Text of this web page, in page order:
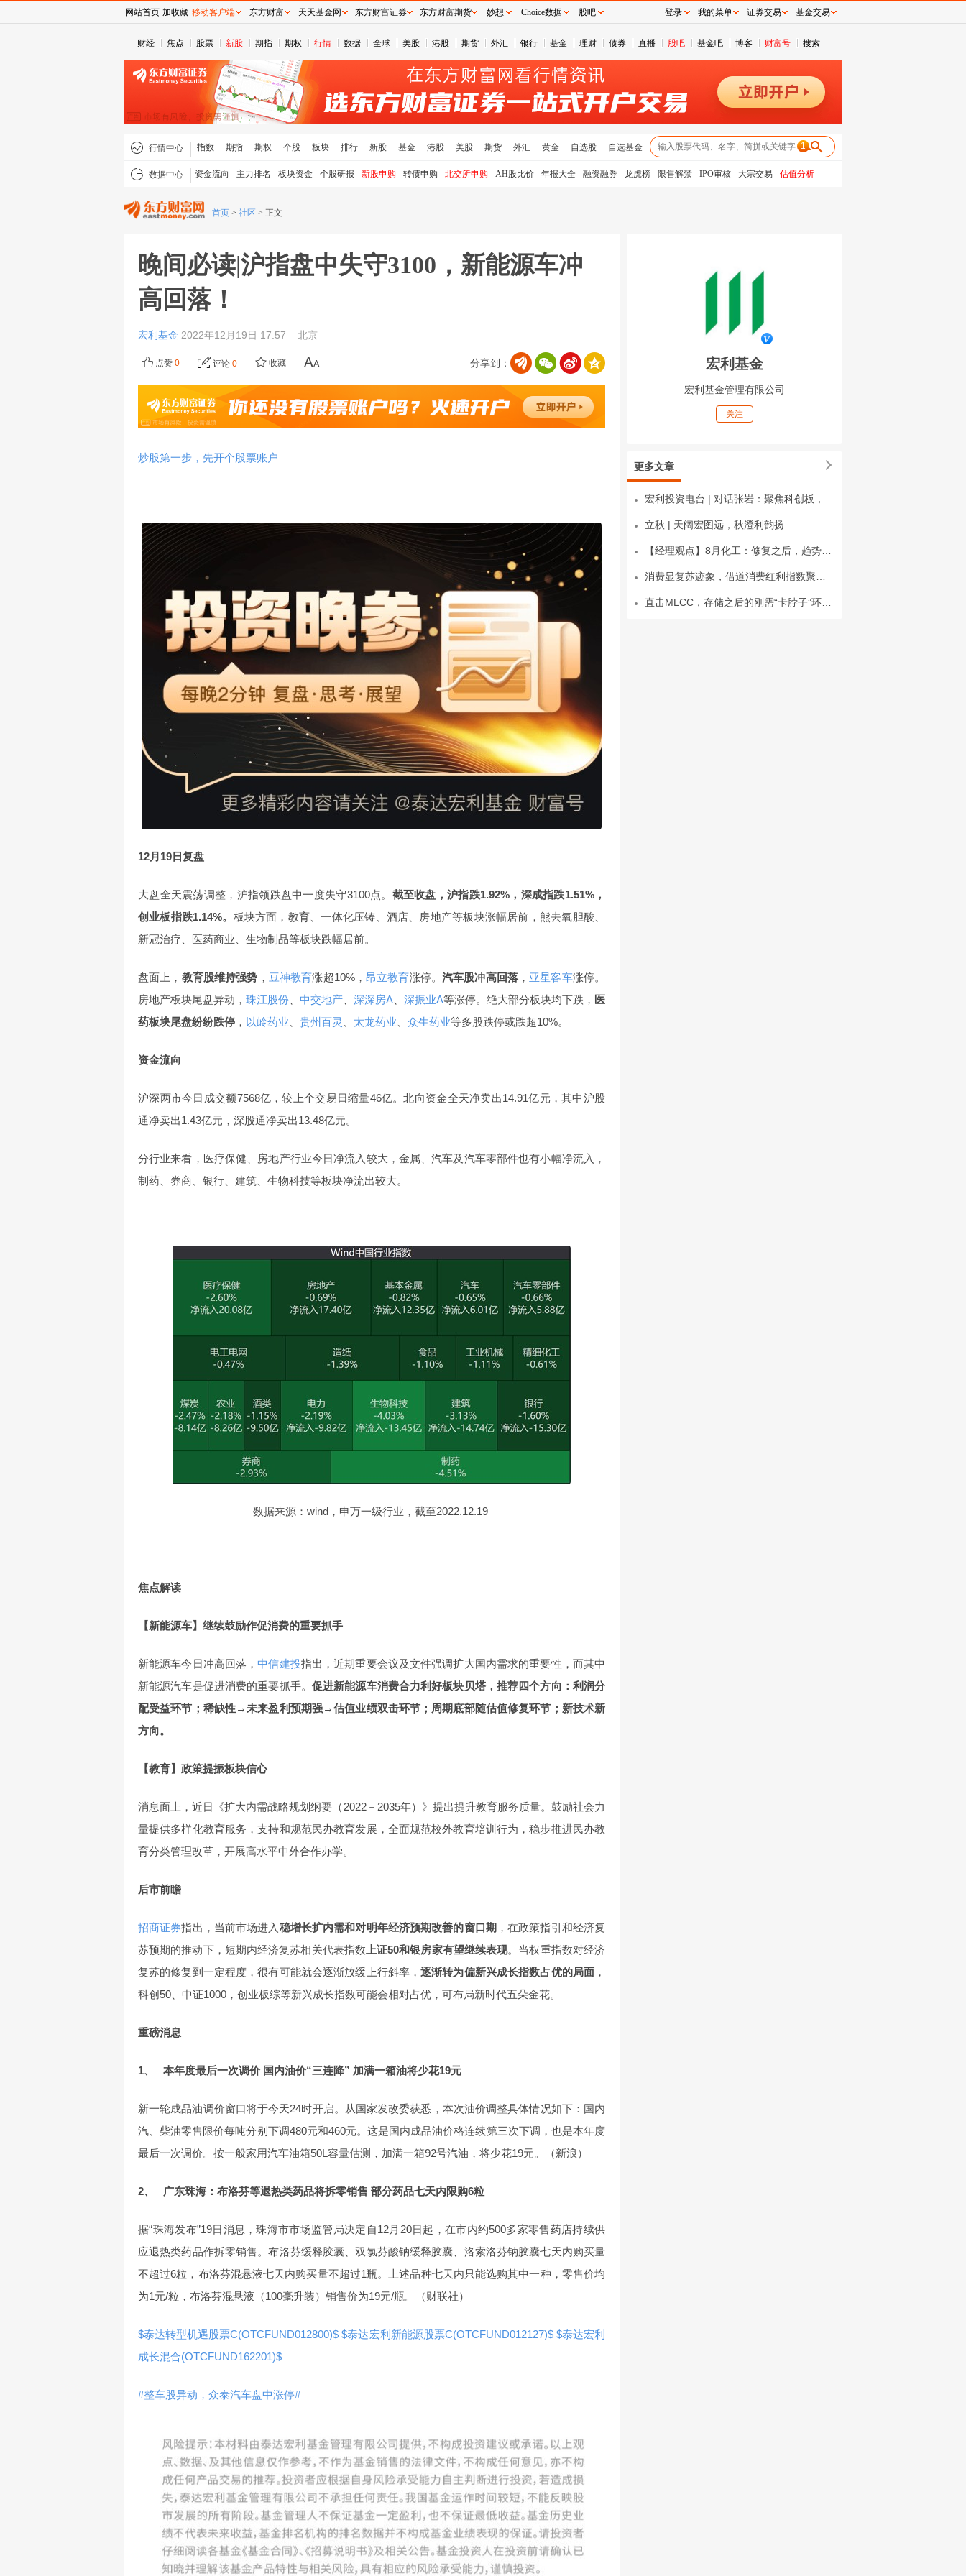
财经 焦点 股票 新股 期指 期权 行情 数据 全球 美股 港股 期货 外汇 银行 基金 理财 债券 直播 股吧 基金吧 博客 财富号 搜索
行情中心 指数 期指 期权 个股 板块 排行 新股 基金 港股 美股 期货 外汇 黄金 自选股 自选基金 1
数据中心 资金流向 主力排名 板块资金 个股研报 新股申购 转债申购 北交所申购 AH股比价 年报大全 融资融券 龙虎榜 限售解禁 IPO审核 大宗交易 估值分析
首页 > 社区 > 正文
晚间必读|沪指盘中失守3100，新能源车冲
高回落！
宏利基金 2022年12月19日 17:57 北京
分享到：
点赞 0 评论 0 收藏
炒股第一步，先开个股票账户
12月19日复盘
大盘全天震荡调整，沪指领跌盘中一度失守3100点。 截至收盘，沪指跌1.92%，深成指跌1.51%，
创业板指跌1.14%。 板块方面，教育、一体化压铸、酒店、房地产等板块涨幅居前，熊去氧胆酸、
新冠治疗、医药商业、生物制品等板块跌幅居前。
盘面上， 教育股维持强势 ， 豆神教育涨超10%， 昂立教育涨停。汽车股冲高回落 ， 亚星客车涨停。
房地产板块尾盘异动， 珠江股份 中交地产 深深房A 深振业A等涨停。绝大部分板块均下跌， 医
药板块尾盘纷纷跌停 ， 以岭药业 贵州百灵 太龙药业 众生药业等多股跌停或跌超10%。
资金流向
沪深两市今日成交额7568亿，较上个交易日缩量46亿。北向资金全天净卖出14.91亿元，其中沪股
通净卖出1.43亿元，深股通净卖出13.48亿元。
分行业来看，医疗保健、房地产行业今日净流入较大，金属、汽车及汽车零部件也有小幅净流入，
制药、券商、银行、建筑、生物科技等板块净流出较大。
数据来源：wind，申万一级行业，截至2022.12.19
焦点解读
【新能源车】继续鼓励作促消费的重要抓手
新能源车今日冲高回落，中信建投指出，近期重要会议及文件强调扩大国内需求的重要性，而其中
新能源汽车是促进消费的重要抓手。 促进新能源车消费合力利好板块贝塔，推荐四个方向：利润分
配受益环节；稀缺性→未来盈利预期强→估值业绩双击环节；周期底部随估值修复环节；新技术新
方向。
【教育】政策提振板块信心
消息面上，近日《扩大内需战略规划纲要（2022－2035年）》提出提升教育服务质量。鼓励社会力
量提供多样化教育服务，支持和规范民办教育发展，全面规范校外教育培训行为，稳步推进民办教
育分类管理改革，开展高水平中外合作办学。
后市前瞻
招商证券指出，当前市场进入 稳增长扩内需和对明年经济预期改善的窗口期 ，在政策指引和经济复
苏预期的推动下，短期内经济复苏相关代表指数 上证50和银房家有望继续表现。当权重指数对经济
复苏的修复到一定程度，很有可能就会逐渐放缓上行斜率，逐渐转为偏新兴成长指数占优的局面 ，
科创50、中证1000，创业板综等新兴成长指数可能会相对占优，可布局新时代五朵金花。
重磅消息
1、 本年度最后一次调价 国内油价“三连降” 加满一箱油将少花19元
新一轮成品油调价窗口将于今天24时开启。从国家发改委获悉，本次油价调整具体情况如下：国内
汽、柴油零售限价每吨分别下调480元和460元。这是国内成品油价格连续第三次下调，也是本年度
最后一次调价。按一般家用汽车油箱50L容量估测，加满一箱92号汽油，将少花19元。（新浪）
2、 广东珠海：布洛芬等退热类药品将拆零销售 部分药品七天内限购6粒
据“珠海发布”19日消息，珠海市市场监管局决定自12月20日起，在市内约500多家零售药店持续供
应退热类药品作拆零销售。布洛芬缓释胶囊、双氯芬酸钠缓释胶囊、洛索洛芬钠胶囊七天内购买量
不超过6粒，布洛芬混悬液七天内购买量不超过1瓶。上述品种七天内只能选购其中一种，零售价均
为1元/粒，布洛芬混悬液（100毫升装）销售价为19元/瓶。（财联社）
$泰达转型机遇股票C(OTCFUND012800)$$泰达宏利新能源股票C(OTCFUND012127)$ $泰达宏利
成长混合(OTCFUND162201)$
#整车股异动，众泰汽车盘中涨停#
宏利基金
宏利基金管理有限公司
关注
更多文章
立秋 | 天阔宏图远，秋澄利韵扬
网站首页 加收藏 移动客户端 东方财富 天天基金网 东方财富证券 东方财富期货 妙想 Choice数据 股吧 登录 我的菜单 证券交易 基金交易